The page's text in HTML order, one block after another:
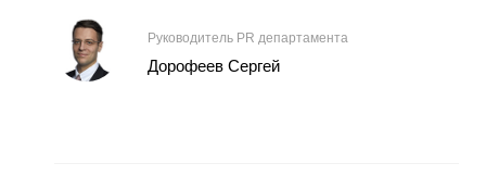
Руководитель PR департамента
Дорофеев Сергей